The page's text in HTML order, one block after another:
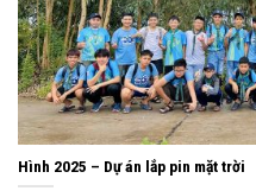
Hình 2025 – Dự án lắp pin mặt trời